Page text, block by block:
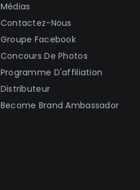
Médias
Contactez-Nous
Groupe Facebook
Concours De Photos
Programme D'affiliation
Distributeur
Become Brand Ambassador